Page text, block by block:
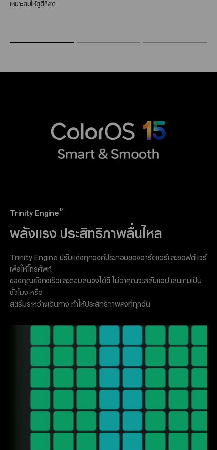
เหมาะสมให้ดูดีที่สุด
Trinity Engine 12
พลังแรง ประสิทธิภาพลื่นไหล
Trinity Engine ปรับแต่งทุกองค์ประกอบของฮาร์ดแวร์และซอฟต์แวร์
เพื่อให้โทรศัพท์
ของคุณยังคงเร็วและตอบสนองได้ดี ไม่ว่าคุณจะสลับแอป เล่นเกมเป็น
ชั่วโมง หรือ
สตรีมระหว่างเดินทาง ทำให้ประสิทธิภาพคงที่ทุกวัน